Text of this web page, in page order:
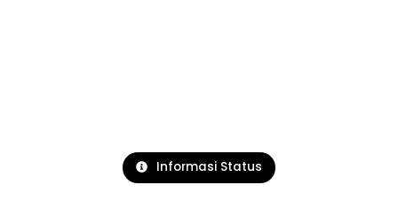
Informasi Status